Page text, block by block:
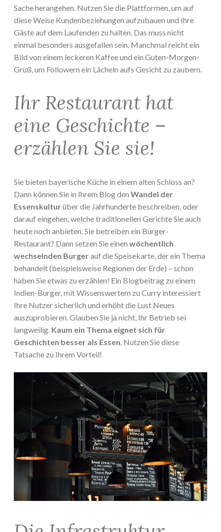
Sache herangehen. Nutzen Sie die Plattformen, um auf
diese Weise Kundenbeziehungen aufzubauen und Ihre
Gäste auf dem Laufenden zu halten. Das muss nicht
einmal besonders ausgefallen sein. Manchmal reicht ein
Bild von einem leckeren Kaffee und ein Guten-Morgen-
Gruß, um Followern ein Lächeln aufs Gesicht zu zaubern.
Ihr Restaurant hat
eine Geschichte –
erzählen Sie sie!
Sie bieten bayerische Küche in einem alten Schloss an?
Dann können Sie in Ihrem Blog den Wandel der
Essenskulturüber die Jahrhunderte beschreiben, oder
darauf eingehen, welche traditionellen Gerichte Sie auch
heute noch anbieten. Sie betreiben ein Burger-
Restaurant? Dann setzen Sie einen wöchentlich
wechselnden Burgerauf die Speisekarte, der ein Thema
behandelt (beispielsweise Regionen der Erde) – schon
haben Sie etwas zu erzählen! Ein Blogbeitrag zu einem
Indien-Burger, mit Wissenswertem zu Curry interessiert
Ihre Nutzer sicherlich und erhöht die Lust Neues
auszuprobieren. Glauben Sie ja nicht, Ihr Betrieb sei
langweilig. Kaum ein Thema eignet sich für
Geschichten besser als Essen . Nutzen Sie diese
Tatsache zu Ihrem Vorteil!